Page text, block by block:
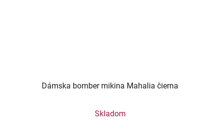
Dámska bomber mikina Mahalia čierna
Skladom